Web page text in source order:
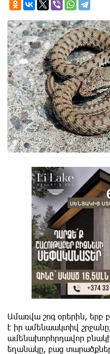
Ամառվա շոգ օրերին, երբ
է իր ամենաակտիվ
ամենախորհրդավոր
եղանակը, բաց